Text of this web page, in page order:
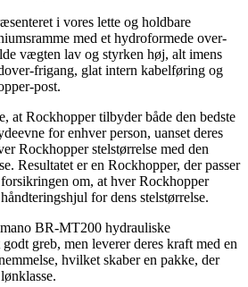
i vores lette og holdbare
med et hydroformede over-
vægten lav og styrken høj, alt imens
frigang, glat intern kabelføring og
post.
at Rockhopper tilbyder både den bedste
for enhver person, uanset deres
Rockhopper stelstørrelse med den
Resultatet er en Rockhopper, der passer
om, at hver Rockhopper
for dens stelstørrelse.
BR-MT200 hydrauliske
greb, men leverer deres kraft med en
hvilket skaber en pakke, der